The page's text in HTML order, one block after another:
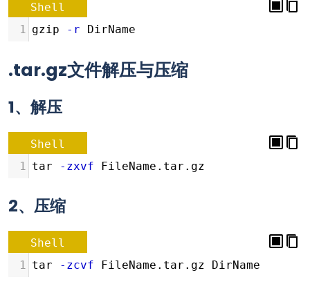
Shell
1 gzip -r DirName
.tar.gz文件解压与压缩
1、解压
Shell
1 tar -zxvf FileName.tar.gz
2、压缩
Shell
1 tar -zcvf FileName.tar.gz DirName